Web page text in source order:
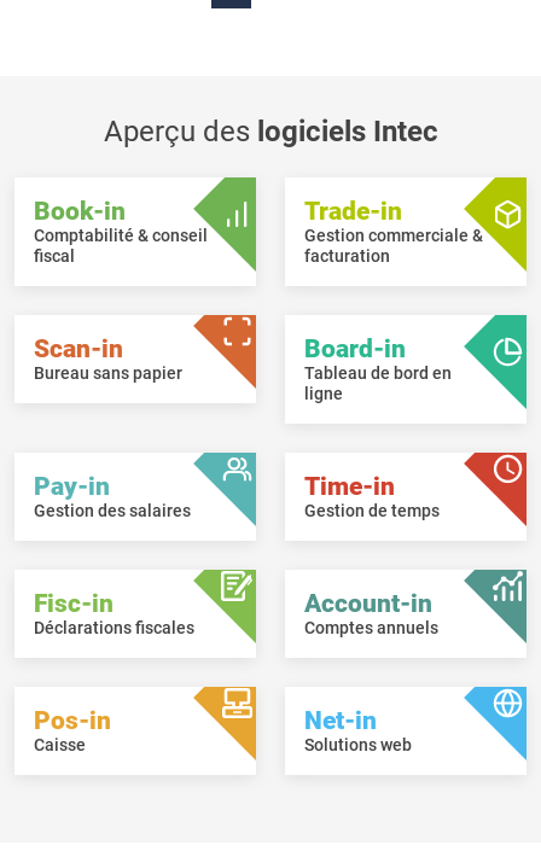
Aperçu des logiciels Intec
Book-in
Comptabilité & conseil
fiscal
Trade-in
Gestion commerciale &
facturation
Scan-in
Bureau sans papier
Board-in
Tableau de bord en
ligne
Pay-in
Gestion des salaires
Time-in
Gestion de temps
Fisc-in
Déclarations fiscales
Account-in
Comptes annuels
Pos-in
Caisse
Net-in
Solutions web